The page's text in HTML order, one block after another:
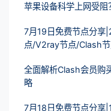
苹果设备科学上网受
7月19日免费节点分
点/V2ray节点/Clash
全面解析Clash会员购
略
7月18日免费节点分享